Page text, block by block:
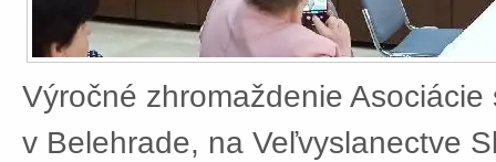
Výročné zhromaždenie
v Belehrade, na Veľvyslanectve